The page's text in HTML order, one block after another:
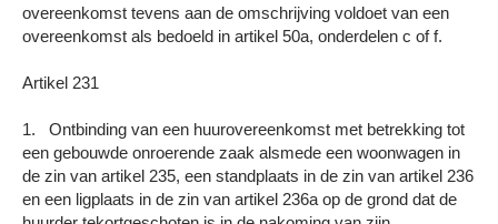
overeenkomst tevens aan de omschrijving voldoet van een
overeenkomst als bedoeld in artikel 50a, onderdelen c of f.
Artikel 231
1. Ontbinding van een huurovereenkomst met betrekking tot
een gebouwde onroerende zaak alsmede een woonwagen in
de zin van artikel 235, een standplaats in de zin van artikel 236
en een ligplaats in de zin van artikel 236a op de grond dat de